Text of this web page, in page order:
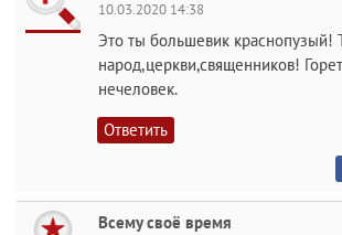
10.03.2020 14:38
Это ты большевик краснопузый!
народ,церкви,священников!
нечеловек.
Ответить
Всему своё время